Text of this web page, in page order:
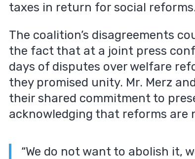
taxes in return for social
The coalition’s disagreements
the fact that at a joint press
days of disputes over welfare
they promised unity. Mr. Merz
their shared commitment to
acknowledging that reforms are
“We do not want to abolish it,